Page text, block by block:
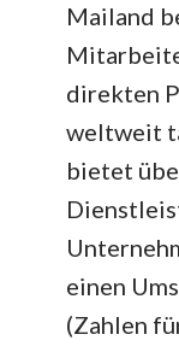
Mailand
direkten
weltweit
bietet
einen
(Zahlen